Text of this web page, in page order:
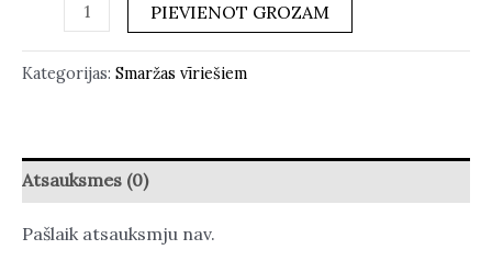
PIEVIENOT GROZAM
Kategorijas: Smaržas vīriešiem
Atsauksmes (0)
Pašlaik atsauksmju nav.